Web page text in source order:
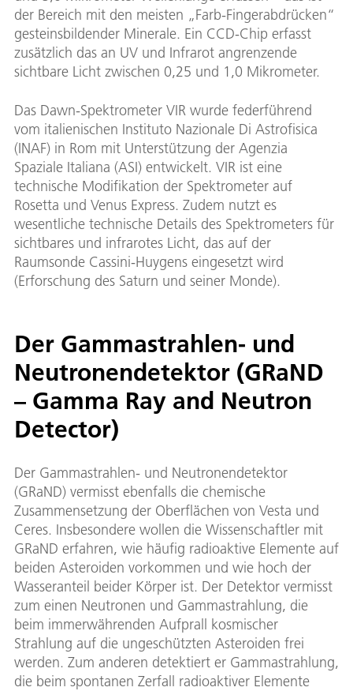
der Bereich mit den meisten „Farb-Fingerabdrücken“
gesteinsbildender Minerale. Ein CCD-Chip erfasst
zusätzlich das an UV und Infrarot angrenzende
sichtbare Licht zwischen 0,25 und 1,0 Mikrometer.
Das Dawn-Spektrometer VIR wurde federführend
vom italienischen Instituto Nazionale Di Astrofisica
(INAF) in Rom mit Unterstützung der Agenzia
Spaziale Italiana (ASI) entwickelt. VIR ist eine
technische Modifikation der Spektrometer auf
Rosetta und Venus Express. Zudem nutzt es
wesentliche technische Details des Spektrometers für
sichtbares und infrarotes Licht, das auf der
Raumsonde Cassini-Huygens eingesetzt wird
(Erforschung des Saturn und seiner Monde).
Der Gammastrahlen- und
Neutronendetektor (GRaND
– Gamma Ray and Neutron
Detector)
Der Gammastrahlen- und Neutronendetektor
(GRaND) vermisst ebenfalls die chemische
Zusammensetzung der Oberflächen von Vesta und
Ceres. Insbesondere wollen die Wissenschaftler mit
GRaND erfahren, wie häufig radioaktive Elemente auf
beiden Asteroiden vorkommen und wie hoch der
Wasseranteil beider Körper ist. Der Detektor vermisst
zum einen Neutronen und Gammastrahlung, die
beim immerwährenden Aufprall kosmischer
Strahlung auf die ungeschützten Asteroiden frei
werden. Zum anderen detektiert er Gammastrahlung,
die beim spontanen Zerfall radioaktiver Elemente